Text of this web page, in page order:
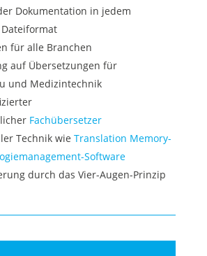
Dokumentation in jedem
für alle Branchen
auf Übersetzungen für
und Medizintechnik
Fachübersetzer
Technik wie Translation Memory-
Software
durch das Vier-Augen-Prinzip